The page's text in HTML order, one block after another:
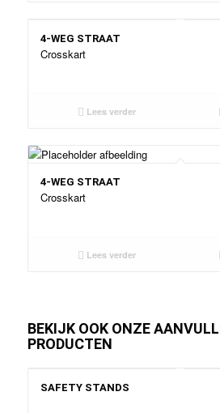
4-WEG STRAAT
Crosskart
Lees verder
4-WEG STRAAT
Crosskart
Lees verder
BEKIJK OOK ONZE
PRODUCTEN
SAFETY STANDS